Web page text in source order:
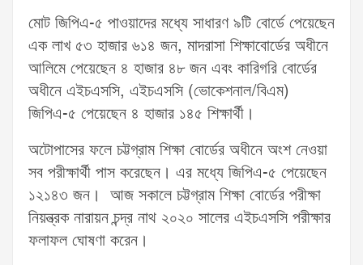
মোট জিপিএ-৫ পাওয়াদের মধ্যে সাধারণ ৯টি বোর্ডে পেয়েছেন
এক লাখ ৫৩ হাজার ৬১৪ জন, মাদরাসা শিক্ষাবোর্ডের অধীনে
আলিমে পেয়েছেন ৪ হাজার ৪৮ জন এবং কারিগরি বোর্ডের
অধীনে এইচএসসি, এইচএসসি (ভোকেশনাল/বিএম)
জিপিএ-৫ পেয়েছেন ৪ হাজার ১৪৫ শিক্ষার্থী।
অটোপাসের ফলে চট্টগ্রাম শিক্ষা বোর্ডের অধীনে অংশ নেওয়া
সব পরীক্ষার্থী পাস করেছেন। এর মধ্যে জিপিএ-৫ পেয়েছেন
১২১৪৩ জন। আজ সকালে চট্টগ্রাম শিক্ষা বোর্ডের পরীক্ষা
নিয়ন্ত্রক নারায়ন চন্দ্র নাথ ২০২০ সালের এইচএসসি পরীক্ষার
ফলাফল ঘোষণা করেন।